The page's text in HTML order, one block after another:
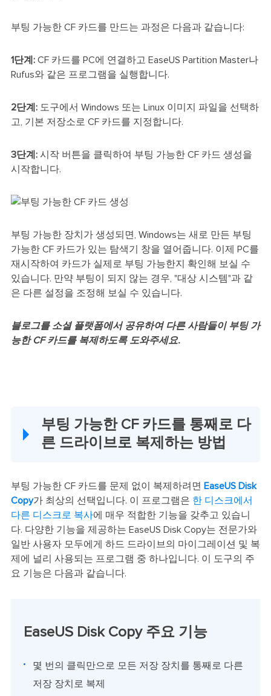
부팅 가능한 CF 카드를 만드는 과정은 다음과 같습니다:
1단계:CF 카드를 PC에 연결하고 EaseUS Partition Master나
Rufus와 같은 프로그램을 실행합니다.
2단계: 도구에서 Windows 또는 Linux 이미지 파일을 선택하
고, 기본 저장소로 CF 카드를 지정합니다.
3단계:시작 버튼을 클릭하여 부팅 가능한 CF 카드 생성을
시작합니다.
부팅 가능한 장치가 생성되면, Windows는 새로 만든 부팅
가능한 CF 카드가 있는 탐색기 창을 열어줍니다. 이제 PC를
재시작하여 카드가 실제로 부팅 가능한지 확인해 보실 수
있습니다. 만약 부팅이 되지 않는 경우, "대상 시스템"과 같
은 다른 설정을 조정해 보실 수 있습니다.
블로그를 소셜 플랫폼에서 공유하여 다른 사람들이 부팅 가
능한 CF 카드를 복제하도록 도와주세요.
부팅 가능한 CF 카드를 통째로 다
른 드라이브로 복제하는 방법
부팅 가능한 CF 카드를 문제 없이 복제하려면 EaseUS Disk
Copy가 최상의 선택입니다. 이 프로그램은 한 디스크에서
다른 디스크로 복사에 매우 적합한 기능을 갖추고 있습니
다. 다양한 기능을 제공하는 EaseUS Disk Copy는 전문가와
일반 사용자 모두에게 하드 드라이브의 마이그레이션 및 복
제에 널리 사용되는 프로그램 중 하나입니다. 이 도구의 주
요 기능은 다음과 같습니다.
EaseUS Disk Copy 주요 기능
몇 번의 클릭만으로 모든 저장 장치를 통째로 다른
저장 장치로 복제